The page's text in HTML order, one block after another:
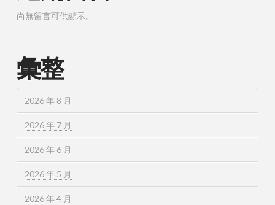
尚無留言可供顯示。
彙整
2026 年 8 月
2026 年 7 月
2026 年 6 月
2026 年 5 月
2026 年 4 月